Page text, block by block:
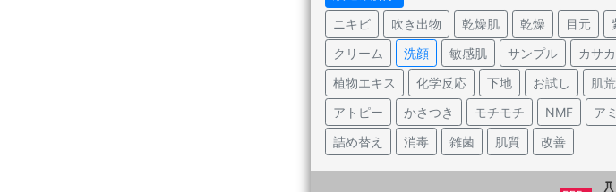
ニキビ
吹き出物 乾燥肌 乾燥 目元
クリーム
洗顔 敏感肌 サンプル カサ
植物エキス
化学反応 下地 お試し 肌
アトピー
かさつき モチモチ NMF ア
詰め替え
消毒 雑菌 肌質 改善